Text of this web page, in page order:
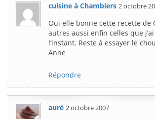
cuisine à Chambiers 2 octobre
Oui elle bonne cette recette de
autres aussi enfin celles que
l’instant. Reste à essayer le
Anne
Répondre
auré 2 octobre 2007